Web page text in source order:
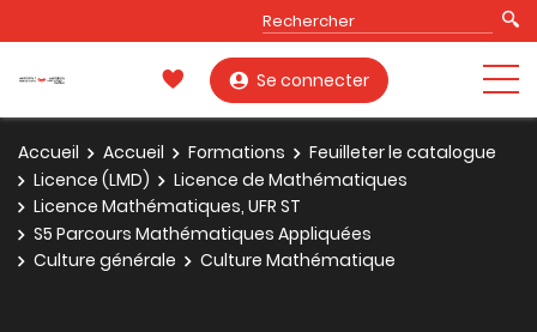
Se connecter
Accueil Accueil Formations
Feuilleter le catalogue
Licence (LMD)
Licence de Mathématiques
Licence Mathématiques, UFR ST
S5 Parcours Mathématiques Appliquées
Culture générale
Culture Mathématique